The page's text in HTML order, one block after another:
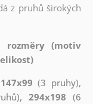
z pruhů širokých
rozměry (motiv
147x99 (3 pruhy),
294x198 (6